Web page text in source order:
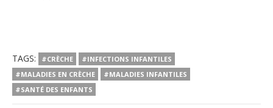
TAGS: #CRÈCHE
#INFECTIONS INFANTILES
#MALADIES EN CRÈCHE
#MALADIES INFANTILES
#SANTÉ DES ENFANTS